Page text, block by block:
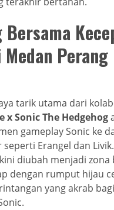
Bersama
Perang
tarik utama dari
x Sonic The Hedgehog
gameplay Sonic ke
Erangel dan
diubah menjadi zona
dengan rumput hijau
yang akrab